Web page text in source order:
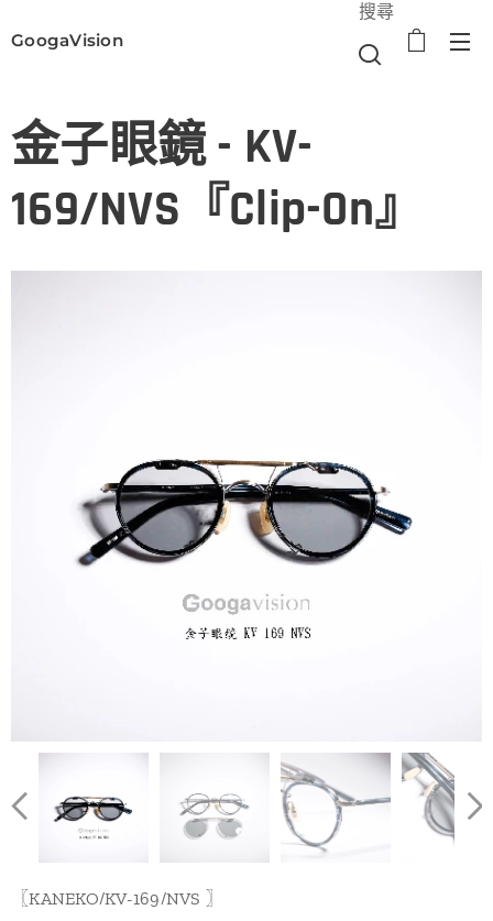
GoogaVision
搜尋
金子眼鏡 - KV-
169/NVS『Clip-On』
〖KANEKO/KV-169/NVS 〗